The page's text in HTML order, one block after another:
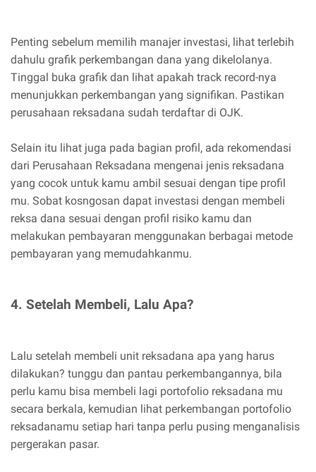
Penting sebelum memilih manajer investasi, lihat terlebih
dahulu grafik perkembangan dana yang dikelolanya.
Tinggal buka grafik dan lihat apakah track record-nya
menunjukkan perkembangan yang signifikan. Pastikan
perusahaan reksadana sudah terdaftar di OJK.
Selain itu lihat juga pada bagian profil, ada rekomendasi
dari Perusahaan Reksadana mengenai jenis reksadana
yang cocok untuk kamu ambil sesuai dengan tipe profil
mu. Sobat kosngosan dapat investasi dengan membeli
reksa dana sesuai dengan profil risiko kamu dan
melakukan pembayaran menggunakan berbagai metode
pembayaran yang memudahkanmu.
4. Setelah Membeli, Lalu Apa?
Lalu setelah membeli unit reksadana apa yang harus
dilakukan? tunggu dan pantau perkembangannya, bila
perlu kamu bisa membeli lagi portofolio reksadana mu
secara berkala, kemudian lihat perkembangan portofolio
reksadanamu setiap hari tanpa perlu pusing menganalisis
pergerakan pasar.